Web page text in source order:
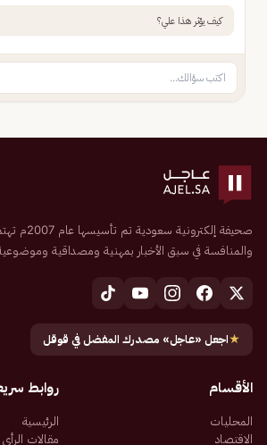
كيف يؤثر هذا علي؟
صحيفة
والمنافسة في سبق الأخبار بمهنية ومصداقية
★اجعل «عاجل» مصدرك المفضل في قوقل
الأقسام
المحليات
الاقتصاد
روابط
الرئيسية
مقالات الرأي